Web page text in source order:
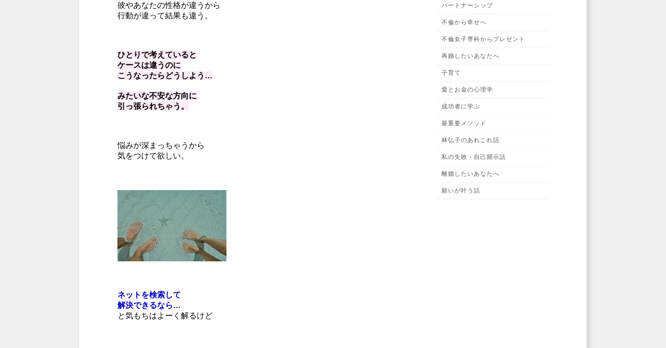
彼やあなたの性格が違うから
行動が違って結果も違う。
ひとりで考えていると
ケースは違うのに
こうなったらどうしよう…
みたいな不安な方向に
引っ張られちゃう。
悩みが深まっちゃうから
気をつけて欲しい。
ネットを検索して
解決できるなら…
と気もちはよーく解るけど
パートナーシップ
不倫から幸せへ
不倫女子専科からプレゼント
再婚したいあなたへ
子育て
愛とお金の心理学
成功者に学ぶ
最重要メソッド
林弘子のあれこれ話
私の失敗・自己開示話
離婚したいあなたへ
願いが叶う話